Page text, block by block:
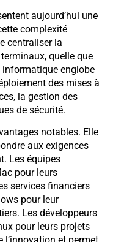
aujourd’hui une
complexité
centraliser la
quelle que
englobe
des mises à
la gestion des
de sécurité.
notables. Elle
aux exigences
Les équipes
pour leurs
services financiers
pour leur
Les développeurs
pour leurs projets